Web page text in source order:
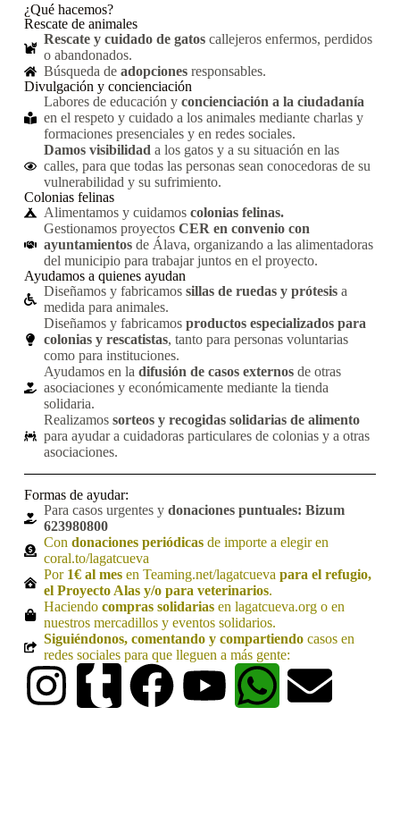
¿Qué hacemos?
Rescate de animales
Rescate y cuidado de gatoscallejeros enfermos, perdidos
o abandonados.
Búsqueda deadopcionesresponsables.
Divulgación y concienciación
Labores de educación yconcienciación a la ciudadanía
en el respeto y cuidado a los animales mediante charlas y
formaciones presenciales y en redes sociales.
Damos visibilidada los gatos y a su situación en las
calles, para que todas las personas sean conocedoras de su
vulnerabilidad y su sufrimiento.
Colonias felinas
Alimentamos y cuidamoscolonias felinas.
Gestionamos proyectosCER en convenio con
ayuntamientos de Álava, organizando a las alimentadoras
del municipio para trabajar juntos en el proyecto.
Ayudamos a quienes ayudan
Diseñamos y fabricamossillas de ruedas y prótesis a
medida para animales.
Diseñamos y fabricamosproductos especializados para
colonias y rescatistas, tanto para personas voluntarias
como para instituciones.
Ayudamos en ladifusión de casos externos de otras
asociaciones y económicamente mediante la tienda
solidaria.
Realizamos sorteos y recogidas solidarias de alimento
para ayudar a cuidadoras particulares de colonias y a otras
asociaciones.
Formas de ayudar:
Para casos urgentes ydonaciones puntuales: Bizum
623980800
Condonaciones periódicasde importe a elegir en
coral.to/lagatcueva
Por 1€ al mes en Teaming.net/lagatcuevapara el refugio,
el Proyecto Alas y/o para veterinarios.
Haciendocompras solidarias en lagatcueva.org o en
nuestros mercadillos y eventos solidarios.
Siguiéndonos, comentando y compartiendo casos en
redes sociales para que lleguen a más gente: